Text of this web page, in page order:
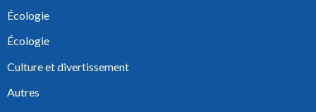
Écologie
Écologie
Culture et divertissement
Autres